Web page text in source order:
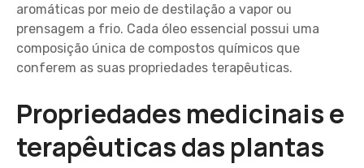
aromáticas por meio de destilação a vapor ou
prensagem a frio. Cada óleo essencial possui uma
composição única de compostos químicos que
conferem as suas propriedades terapêuticas.
Propriedades medicinais e
terapêuticas das plantas